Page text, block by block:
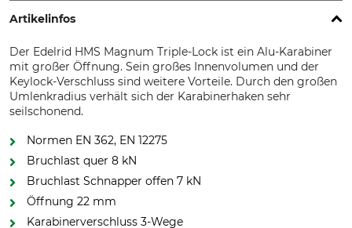
Artikelinfos
Der Edelrid HMS Magnum Triple-Lock ist ein Alu-Karabiner
mit großer Öffnung. Sein großes Innenvolumen und der
Keylock-Verschluss sind weitere Vorteile. Durch den großen
Umlenkradius verhält sich der Karabinerhaken sehr
seilschonend.
Normen EN 362, EN 12275
Bruchlast quer 8 kN
Bruchlast Schnapper offen 7 kN
Öffnung 22 mm
Karabinerverschluss 3-Wege